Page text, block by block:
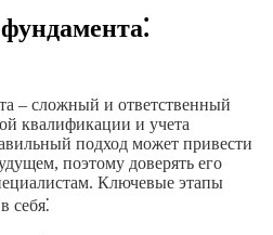
– сложный и ответственный
квалификации и учета
подход может привести
поэтому доверять его
Ключевые этапы
себя⁚